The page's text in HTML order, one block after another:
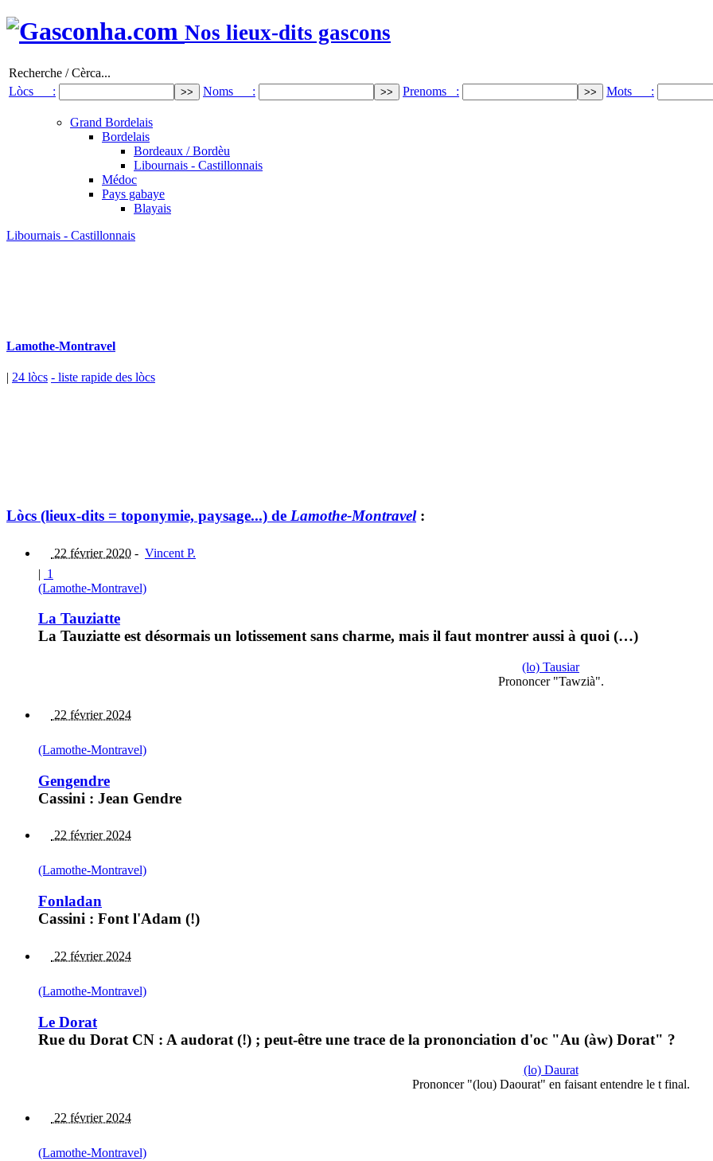
Nos lieux-dits gascons
Recherche / Cèrca...
Lòcs :
Noms : Prenoms : Mots :
Grand Bordelais
Bordelais
Bordeaux / Bordèu
Libournais - Castillonnais
Médoc
Pays gabaye
Blayais
Libournais - Castillonnais
Lamothe-Montravel
| 24 lòcs - liste rapide des lòcs
Lòcs (lieux-dits = toponymie, paysage...) de Lamothe-Montravel:
22 février 2020 - Vincent P.
| 1
(Lamothe-Montravel)
La Tauziatte
La Tauziatte est désormais un lotissement sans charme, mais il faut montrer aussi à quoi (…)
(lo) Tausiar
Prononcer "Tawzià".
22 février 2024
(Lamothe-Montravel)
Gengendre
Cassini : Jean Gendre
22 février 2024
(Lamothe-Montravel)
Fonladan
Cassini : Font l'Adam (!)
22 février 2024
(Lamothe-Montravel)
Le Dorat
Rue du Dorat CN : A audorat (!) ; peut-être une trace de la prononciation d'oc "Au (àw) Dorat" ?
(lo) Daurat
Prononcer "(lou) Daourat" en faisant entendre le t final.
22 février 2024
(Lamothe-Montravel)